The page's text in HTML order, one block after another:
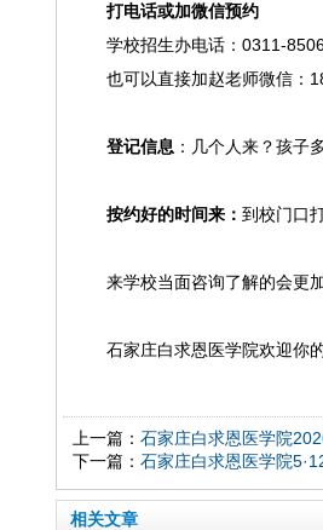
打电话或加微信预约
学校招生办电话：0311-
也可以直接加赵老师微信：
登记信息 ：几个人来？孩子
按约好的时间来： 到校门口
来学校当面咨询了解的会更
石家庄白求恩医学院欢迎你
上一篇： 石家庄白求恩医学院
下一篇： 石家庄白求恩医学院
相关文章